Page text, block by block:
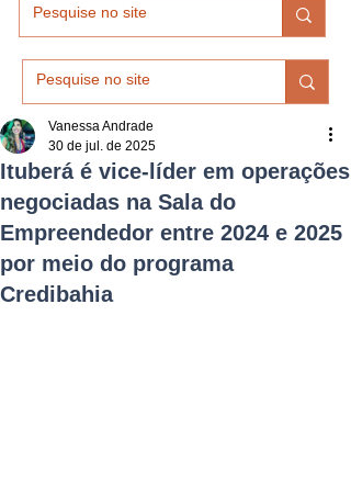
Ituberá é vice-líder em operações
negociadas na Sala do
Empreendedor entre 2024 e 2025
por meio do programa
Credibahia
Vanessa Andrade
30 de jul. de 2025